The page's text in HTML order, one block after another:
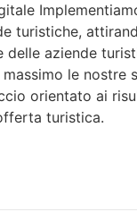
turistiche,
aziende
le
orientato ai
turistica.